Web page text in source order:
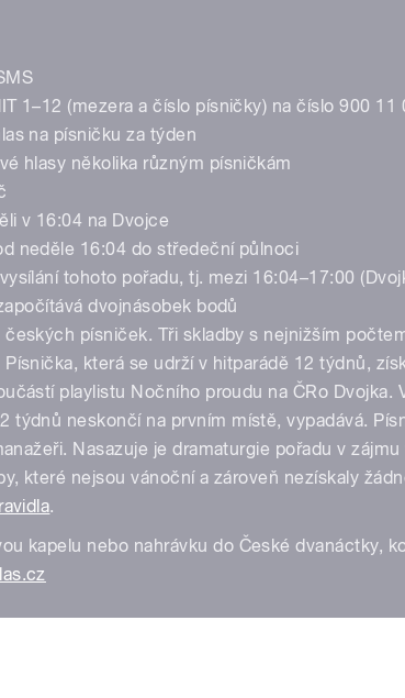
1–12 (mezera a číslo písničky) na číslo 900 11
na písničku za týden
hlasy několika různým písničkám
v 16:04 na Dvojce
neděle 16:04 do středeční půlnoci
tohoto pořadu, tj. mezi 16:04–17:00
dvojnásobek bodů
písniček. Tři skladby s nejnižším
která se udrží v hitparádě 12 týdnů,
playlistu Nočního proudu na ČRo Dvojka.
týdnů neskončí na prvním místě, vypadává.
Nasazuje je dramaturgie pořadu v
které nejsou vánoční a zároveň nezískaly
.
kapelu nebo nahrávku do České dvanáctky,